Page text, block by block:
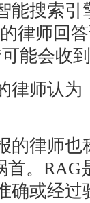
能搜索
律师回
能会收
律师认
的律师也
首。
确或经